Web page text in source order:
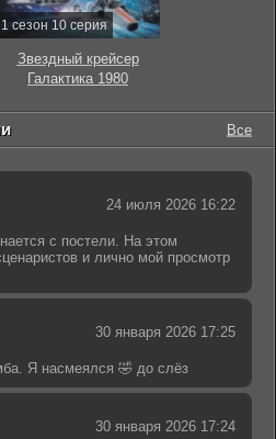
1 сезон 10 серия
Звездный крейсер
Галактика 1980
Все
24 июля 2026 16:22
с постели. На этом
и лично мой просмотр
30 января 2026 17:25
Я насмеялся 🤣 до слёз
30 января 2026 17:24